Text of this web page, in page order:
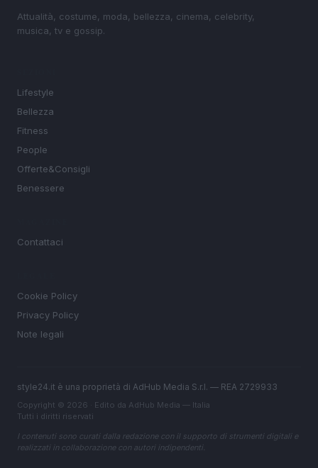
Attualità, costume, moda, bellezza, cinema, celebrity,
musica, tv e gossip.
Lifestyle
Bellezza
Fitness
People
Offerte&Consigli
Benessere
Contattaci
Cookie Policy
Privacy Policy
Note legali
style24.it è una proprietà di AdHub Media S.r.l. — REA 2729933
Copyright © 2026 · Edito da AdHub Media — Italia
Tutti i diritti riservati
I contenuti sono curati dalla redazione con il supporto di strumenti digitali e
realizzati in collaborazione con autori indipendenti.